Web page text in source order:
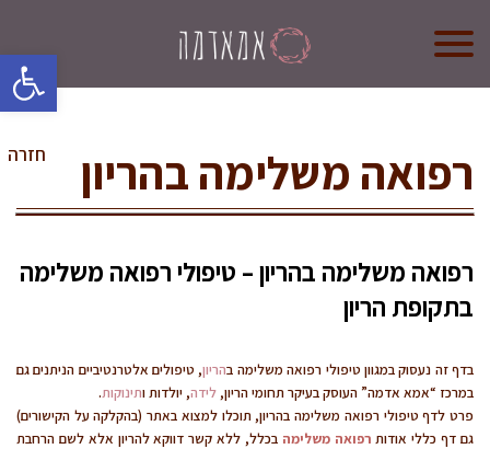
מי אנחנו?
קורס לדולות
קורס הכנה ללידה
חנות (בקרוב)
חזרה רפואה משלימה בהריון
רפואה משלימה בהריון – טיפולי רפואה משלימה
בתקופת הריון
בדף זה נעסוק במגוון טיפולי רפואה משלימה בהריון, טיפולים אלטרנטיביים הניתנים גם
במרכז “אמא אדמה” העוסק בעיקר תחומי הריון, לידה, יולדות ותינוקות.
פרט לדף טיפולי רפואה משלימה בהריון, תוכלו למצוא באתר (בהקלקה על הקישורים)
גם דף כללי אודות רפואה משלימה בכלל, ללא קשר דווקא להריון אלא לשם הרחבת